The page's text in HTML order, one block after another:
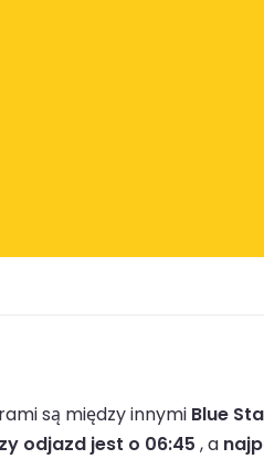
są między innymi Blue
odjazd jest o 06:45 , a